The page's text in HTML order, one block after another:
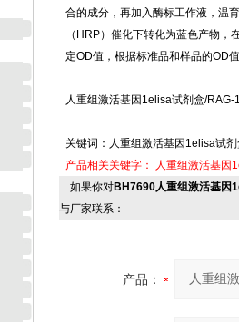
合的成分，再加入酶标工作液，温
（HRP）催化下转化为蓝色产物
定OD值，根据标准品和样品的OD
人重组激活基因1elisa试剂盒/
关键词：人重组激活基因1elisa试
产品相关关键字：
人重组激活基因
如果你对BH7690人重组激活基因
与厂家联系：
产品：